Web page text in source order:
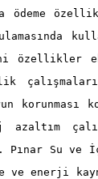
ödeme
özellikler
korunması
Pınar Su ve
ve enerji